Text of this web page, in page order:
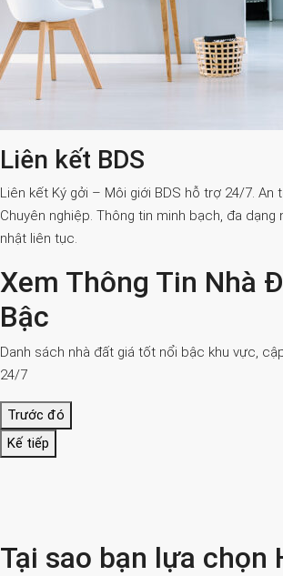
Liên kết BDS
Liên kết Ký gởi – Môi giới BDS hỗ trợ 24/7. An
Chuyên nghiệp. Thông tin minh bạch, đa dạng
nhật liên tục.
Xem Thông Tin Nhà
Bậc
Danh sách nhà đất giá tốt nổi bậc khu vực,
24/7
Trước đó
Kế tiếp
Tại sao bạn lựa chọn